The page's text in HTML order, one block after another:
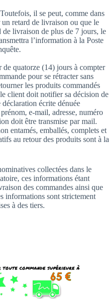
il se peut, comme dans
retard de livraison ou que le
de livraison de plus de 7 jours, le
l’information à la Poste
quatorze (14) jours à compter
pour se rétracter sans
les produits commandés
client doit notifier sa décision de
écrite dénuée
e-mail, adresse, numéro
doit être transmise par mail.
entamés, emballés, complets et
au retour des produits sont à la
collectées dans le
ces informations étant
des commandes ainsi que
informations sont strictement
à des tiers.